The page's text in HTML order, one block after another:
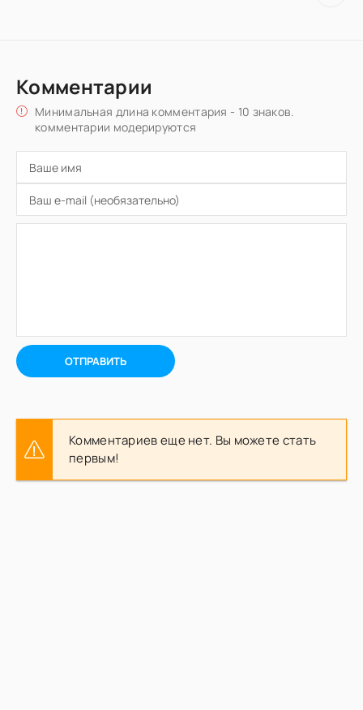
Комментарии
Минимальная длина комментария - 10 знаков.
комментарии модерируются
ОТПРАВИТЬ
Комментариев еще нет. Вы можете стать
первым!